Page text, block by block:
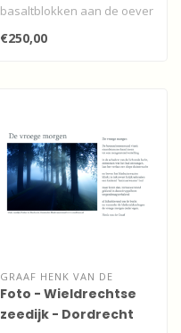
basaltblokken aan de oever
van de Beneden Merwede...
€250,00
GRAAF HENK VAN DE
Foto - Wieldrechtse
zeedijk - Dordrecht